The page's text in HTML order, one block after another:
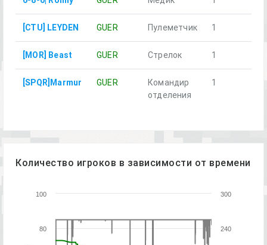
[CTU] LEYDEN GUER Пулеметчик 1
[MOR] Beast GUER Стрелок 1
[SPQR]Marmur GUER
Командир
отделения
1
Количество игроков в зависимости от времени
80
100
240
300